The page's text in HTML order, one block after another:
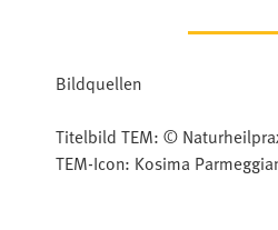
Bildquellen
Titelbild TEM: ©
TEM-Icon: Kosima